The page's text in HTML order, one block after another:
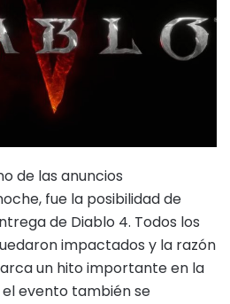
de las anuncios
fue la posibilidad de
de Diablo 4. Todos los
impactados y la razón
un hito importante en la
el evento también se